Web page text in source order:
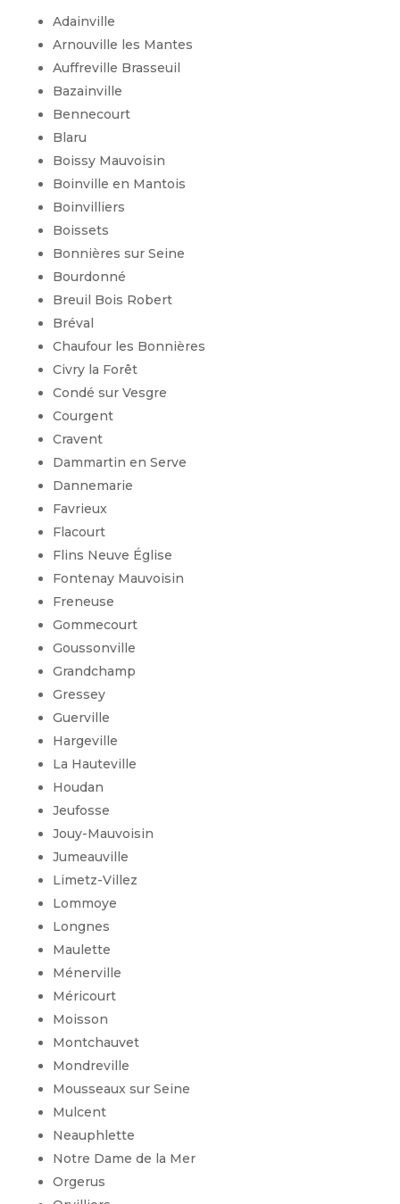
Adainville
Arnouville les Mantes
Auffreville Brasseuil
Bazainville
Bennecourt
Blaru
Boissy Mauvoisin
Boinville en Mantois
Boinvilliers
Boissets
Bonnières sur Seine
Bourdonné
Breuil Bois Robert
Bréval
Chaufour les Bonnières
Civry la Forêt
Condé sur Vesgre
Courgent
Cravent
Dammartin en Serve
Dannemarie
Favrieux
Flacourt
Flins Neuve Église
Fontenay Mauvoisin
Freneuse
Gommecourt
Goussonville
Grandchamp
Gressey
Guerville
Hargeville
La Hauteville
Houdan
Jeufosse
Jouy-Mauvoisin
Jumeauville
Limetz-Villez
Lommoye
Longnes
Maulette
Ménerville
Méricourt
Moisson
Montchauvet
Mondreville
Mousseaux sur Seine
Mulcent
Neauphlette
Notre Dame de la Mer
Orgerus